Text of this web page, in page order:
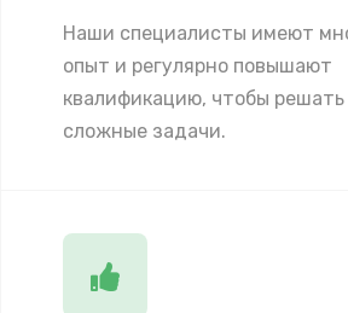
Наши специалисты имеют
опыт и регулярно повышают
квалификацию, чтобы
сложные задачи.